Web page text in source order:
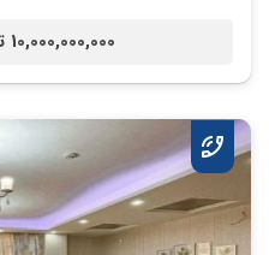
10,000,000,000 تومان /